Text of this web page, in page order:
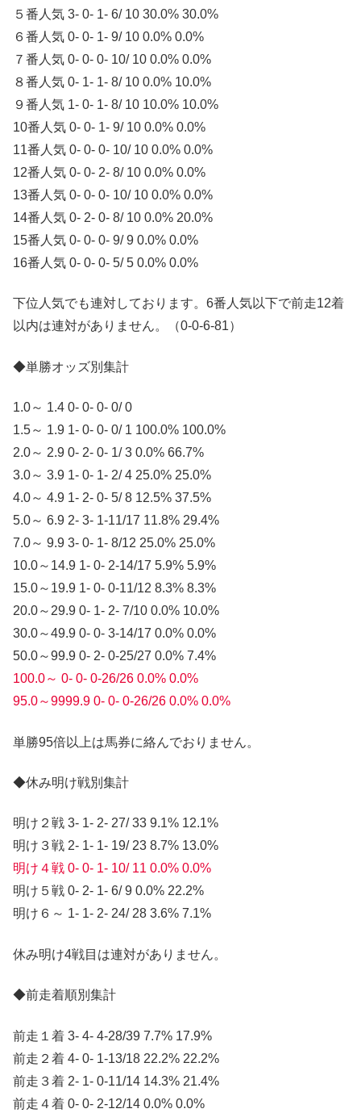
５番人気 3- 0- 1- 6/ 10 30.0% 30.0%
６番人気 0- 0- 1- 9/ 10 0.0% 0.0%
７番人気 0- 0- 0- 10/ 10 0.0% 0.0%
８番人気 0- 1- 1- 8/ 10 0.0% 10.0%
９番人気 1- 0- 1- 8/ 10 10.0% 10.0%
10番人気 0- 0- 1- 9/ 10 0.0% 0.0%
11番人気 0- 0- 0- 10/ 10 0.0% 0.0%
12番人気 0- 0- 2- 8/ 10 0.0% 0.0%
13番人気 0- 0- 0- 10/ 10 0.0% 0.0%
14番人気 0- 2- 0- 8/ 10 0.0% 20.0%
15番人気 0- 0- 0- 9/ 9 0.0% 0.0%
16番人気 0- 0- 0- 5/ 5 0.0% 0.0%
下位人気でも連対しております。6番人気以下で前走12着
以内は連対がありません。（0-0-6-81）
◆単勝オッズ別集計
1.0～ 1.4 0- 0- 0- 0/ 0
1.5～ 1.9 1- 0- 0- 0/ 1 100.0% 100.0%
2.0～ 2.9 0- 2- 0- 1/ 3 0.0% 66.7%
3.0～ 3.9 1- 0- 1- 2/ 4 25.0% 25.0%
4.0～ 4.9 1- 2- 0- 5/ 8 12.5% 37.5%
5.0～ 6.9 2- 3- 1-11/17 11.8% 29.4%
7.0～ 9.9 3- 0- 1- 8/12 25.0% 25.0%
10.0～14.9 1- 0- 2-14/17 5.9% 5.9%
15.0～19.9 1- 0- 0-11/12 8.3% 8.3%
20.0～29.9 0- 1- 2- 7/10 0.0% 10.0%
30.0～49.9 0- 0- 3-14/17 0.0% 0.0%
50.0～99.9 0- 2- 0-25/27 0.0% 7.4%
100.0～ 0- 0- 0-26/26 0.0% 0.0%
95.0～9999.9 0- 0- 0-26/26 0.0% 0.0%
単勝95倍以上は馬券に絡んでおりません。
◆休み明け戦別集計
明け２戦 3- 1- 2- 27/ 33 9.1% 12.1%
明け３戦 2- 1- 1- 19/ 23 8.7% 13.0%
明け４戦 0- 0- 1- 10/ 11 0.0% 0.0%
明け５戦 0- 2- 1- 6/ 9 0.0% 22.2%
明け６～ 1- 1- 2- 24/ 28 3.6% 7.1%
休み明け4戦目は連対がありません。
◆前走着順別集計
前走１着 3- 4- 4-28/39 7.7% 17.9%
前走２着 4- 0- 1-13/18 22.2% 22.2%
前走３着 2- 1- 0-11/14 14.3% 21.4%
前走４着 0- 0- 2-12/14 0.0% 0.0%